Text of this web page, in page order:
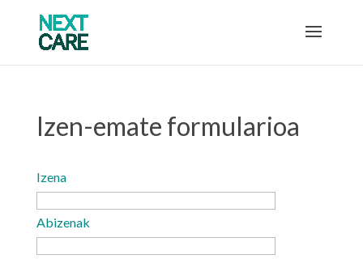
Izen-emate formularioa
Izena
Abizenak